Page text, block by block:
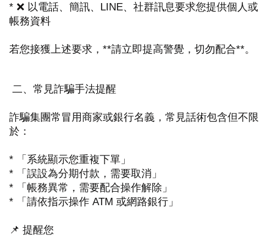
* ❌ 以電話、簡訊、LINE、社群訊息要求您提供個人或
帳務資料
若您接獲上述要求，**請立即提高警覺，切勿配合**。
二、常見詐騙手法提醒
詐騙集團常冒用商家或銀行名義，常見話術包含但不限
於：
* 「系統顯示您重複下單」
* 「誤設為分期付款，需要取消」
* 「帳務異常，需要配合操作解除」
* 「請依指示操作 ATM 或網路銀行」
📌 提醒您